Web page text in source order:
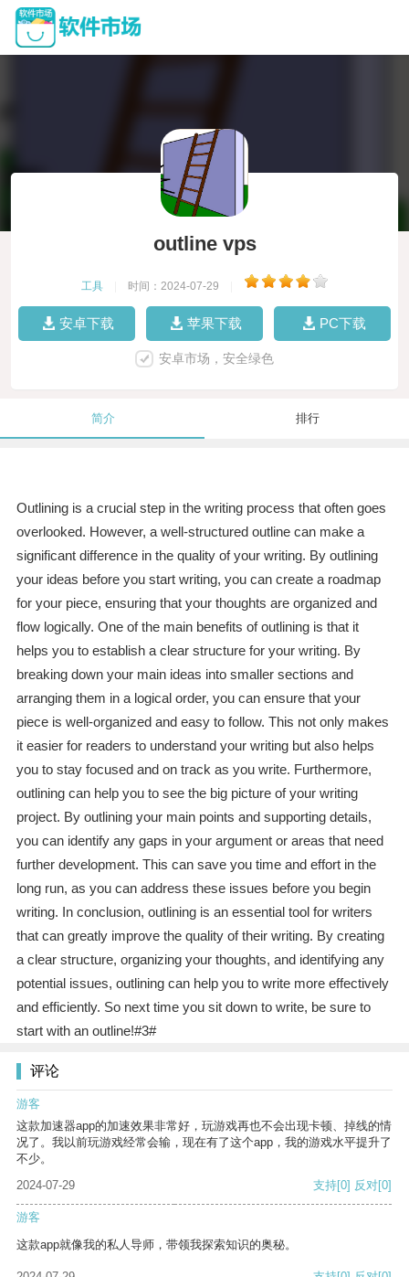
outline vps
工具 时间：2024-07-29
安卓下载 苹果下载 PC下载
安卓市场，安全绿色
简介 排行
Outlining is a crucial step in the writing process that often goes
overlooked. However, a well-structured outline can make a
significant difference in the quality of your writing. By outlining
your ideas before you start writing, you can create a roadmap
for your piece, ensuring that your thoughts are organized and
flow logically. One of the main benefits of outlining is that it
helps you to establish a clear structure for your writing. By
breaking down your main ideas into smaller sections and
arranging them in a logical order, you can ensure that your
piece is well-organized and easy to follow. This not only makes
it easier for readers to understand your writing but also helps
you to stay focused and on track as you write. Furthermore,
outlining can help you to see the big picture of your writing
project. By outlining your main points and supporting details,
you can identify any gaps in your argument or areas that need
further development. This can save you time and effort in the
long run, as you can address these issues before you begin
writing. In conclusion, outlining is an essential tool for writers
that can greatly improve the quality of their writing. By creating
a clear structure, organizing your thoughts, and identifying any
potential issues, outlining can help you to write more effectively
and efficiently. So next time you sit down to write, be sure to
start with an outline!#3#
评论
游客
这款加速器app的加速效果非常好，玩游戏再也不会出现卡顿、掉线的情
况了。我以前玩游戏经常会输，现在有了这个app，我的游戏水平提升了
不少。
2024-07-29
支持[0] 反对[0]
游客
这款app就像我的私人导师，带领我探索知识的奥秘。